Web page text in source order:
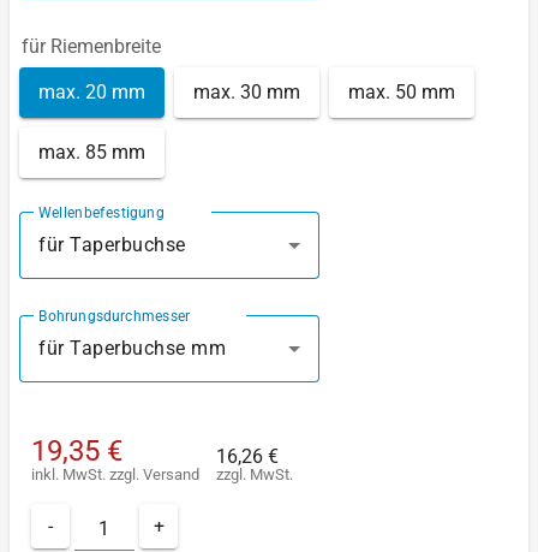
für Riemenbreite
max. 20 mm max. 30 mm max. 50 mm
max. 85 mm
Wellenbefestigung
für Taperbuchse
Bohrungsdurchmesser
für Taperbuchse mm
19,35 €
inkl. MwSt. zzgl. Versand
16,26 €
zzgl. MwSt.
- +